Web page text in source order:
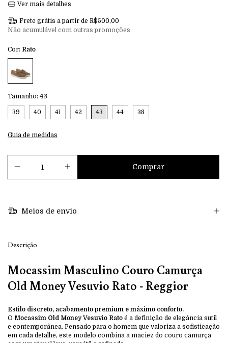
Ver mais detalhes
Frete grátis a partir de R$500,00
Não acumulável com outras promoções
Cor: Rato
Tamanho: 43
39 40 41 42 43 44 38
Guia de medidas
Meios de envio
Descrição
Mocassim Masculino Couro Camurça
Old Money Vesuvio Rato - Reggior
Estilo discreto, acabamento premium e máximo conforto.
O Mocassim Old Money Vesuvio Rato é a definição de elegância sutil
e contemporânea. Pensado para o homem que valoriza a sofisticação
em cada detalhe, este modelo combina a maciez do couro camurça